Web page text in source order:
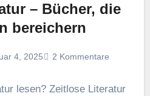
– Bücher, die
bereichern
4, 2025 2 Kommentare
lesen? Zeitlose Literatur